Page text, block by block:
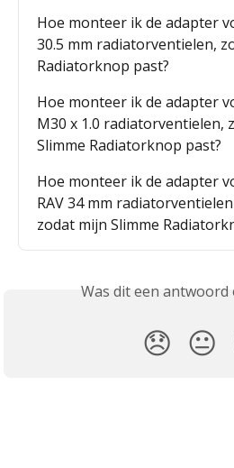
Hoe monteer ik de adapter
30.5 mm radiatorventielen,
Radiatorknop past?
Hoe monteer ik de adapter
M30 x 1.0 radiatorventielen,
Slimme Radiatorknop past?
Hoe monteer ik de adapter
RAV 34 mm
zodat mijn Slimme
Was dit een antwoord
😞 😐